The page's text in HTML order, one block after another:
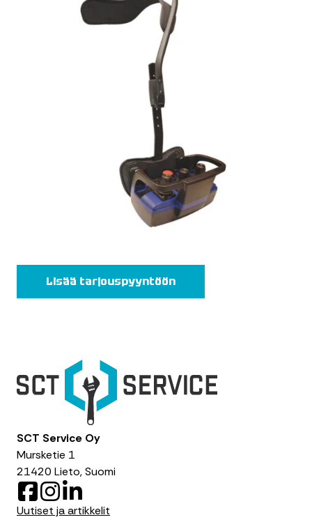
Lisää tarjouspyyntöön
SCT Service Oy
Mursketie 1
21420 Lieto, Suomi
F
a
n
i
Uutiset ja artikkelit